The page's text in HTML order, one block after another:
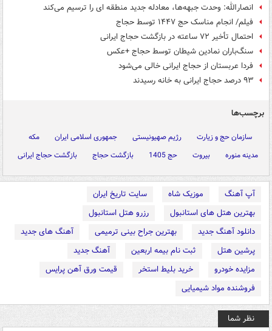
انصارالله: وحدت جبهه‌ها، معادله جدید منطقه ای را ترسیم می‌کند
فیلم/ انجام مناسک حج ۱۴۴۷ توسط حجاج
احتمال تأخیر ۷۲ ساعته در بازگشت حجاج ایرانی
سنگ‌باران نمادین شیطان توسط حجاج +عکس
فردا عربستان از حجاج ایرانی خالی می‌شود
۹۳ درصد حجاج ایرانی به خانه رسیدند
برچسب‌ها
سازمان حج و زیارت رژیم صهیونیستی جمهوری اسلامی ایران
مکه
مدینه منوره
بیروت حج 1405 بازگشت حجاج بازگشت حجاج ایرانی
آپ آهنگ موزیک شاه
سایت تاریخ ایران
بهترین هتل های استانبول
رزرو هتل استانبول
دانلود آهنگ جدید
بهترین جراح بینی ترمیمی
آهنگ های جدید
پرشین هتل
ثبت نام بیمه اربعین
آهنگ جدید
مزایده خودرو
خرید بلیط استخر
قیمت ورق آهن پرایس
فروشنده مواد شیمیایی
نظر شما